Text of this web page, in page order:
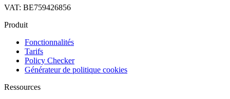
VAT: BE759426856
Produit
Fonctionnalités
Tarifs
Policy Checker
Générateur de politique cookies
Ressources